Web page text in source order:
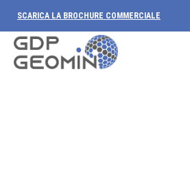
SCARICA LA BROCHURE COMMERCIALE